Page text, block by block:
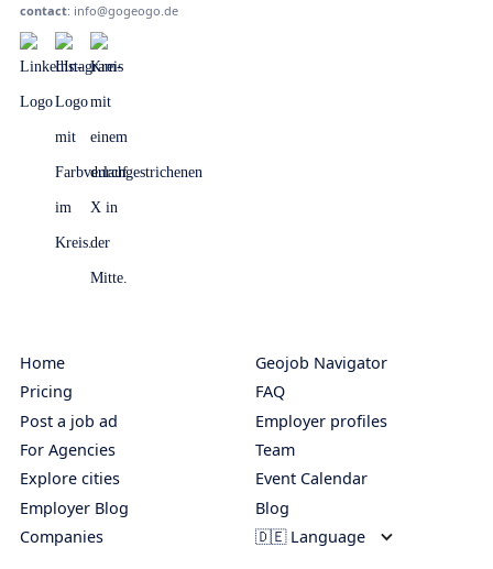
contact: info@gogeogo.de
Home
Pricing
Post a job ad
For Agencies
Explore cities
Employer Blog
Companies
Geojob Navigator
FAQ
Employer profiles
Team
Event Calendar
Blog
🇩🇪 Language